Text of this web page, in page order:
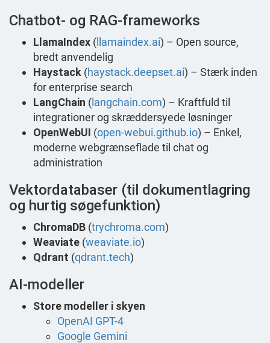
Chatbot- og RAG-frameworks
LlamaIndex ( llamaindex.ai) – Open source,
bredt anvendelig
Haystack (haystack.deepset.ai) – Stærk inden
for enterprise search
LangChain ( langchain.com) – Kraftfuld til
integrationer og skræddersyede løsninger
OpenWebUI (open-webui.github.io) – Enkel,
moderne webgrænseflade til chat og
administration
Vektordatabaser (til dokumentlagring
og hurtig søgefunktion)
ChromaDB (trychroma.com)
Weaviate (weaviate.io)
Qdrant (qdrant.tech)
AI-modeller
Store modeller i skyen
OpenAI GPT-4
Google Gemini